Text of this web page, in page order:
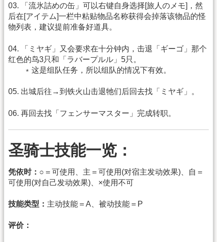
03. 「流氷詰めの缶」可以右键自身选择[旅人のメモ]，然
后在[アイテム]一栏中粘贴物品名称获得会掉落该物品的怪
物列表，建议提前准备好道具。
04. 「ミヤギ」又会要求在十分钟内，击退「ギーゴ」那个
红色的鸟3只和「ラバープルル」5只。
﹡这是组队任务，所以组队的情况下有效。
05. 出城后往→到铁火山击退牠们后回去找「ミヤギ」。
06. 再回去找「フェンサーマスター」完成转职。
圣骑士技能一览：
凭依时： ○＝可使用、主＝可使用(对宿主发动效果)、自＝
可使用(对自己发动效果)、×使用不可
技能类型： 主动技能＝A、被动技能＝P
评价：